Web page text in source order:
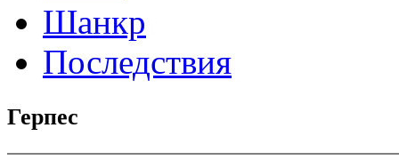
Шанкр
Последствия
Герпес